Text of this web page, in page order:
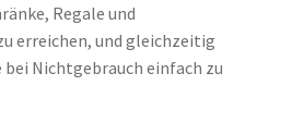
Regale und
erreichen, und gleichzeitig
Nichtgebrauch einfach zu